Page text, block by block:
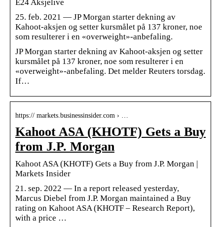
E24 Aksjelive
25. feb. 2021 — JP Morgan starter dekning av
Kahoot-aksjen og setter kursmålet på 137 kroner, noe
som resulterer i en «overweight»-anbefaling.
JP Morgan starter dekning av Kahoot-aksjen og setter
kursmålet på 137 kroner, noe som resulterer i en
«overweight»-anbefaling. Det melder Reuters torsdag.
If…
https:// markets.businessinsider.com › …
Kahoot ASA (KHOTF) Gets a Buy
from J.P. Morgan
Kahoot ASA (KHOTF) Gets a Buy from J.P. Morgan |
Markets Insider
21. sep. 2022 — In a report released yesterday,
Marcus Diebel from J.P. Morgan maintained a Buy
rating on Kahoot ASA (KHOTF – Research Report),
with a price …